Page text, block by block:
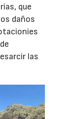
que
daños
las